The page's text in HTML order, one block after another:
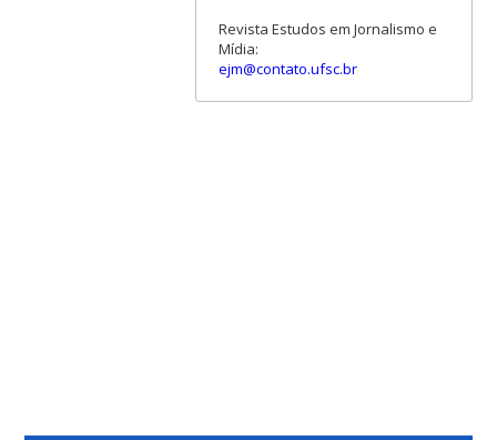
Revista Estudos em Jornalismo e
Mídia:
ejm@contato.ufsc.br